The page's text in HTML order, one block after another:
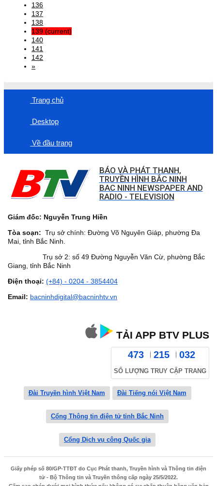
136
137
138
139 (current)
140
141
142
»
Trang chủ
Desktop
Về đầu trang
BÁO VÀ PHÁT THANH,
TRUYỀN HÌNH BẮC NINH
BAC NINH NEWSPAPER AND
RADIO - TELEVISION
Giám đốc: Nguyễn Trung Hiền
Tòa soạn: Trụ sở chính: Đường Võ Nguyên Giáp, phường Đa
Mai, tỉnh Bắc Ninh.
Trụ sở 2: số 49 Đường Nguyễn Văn Cừ, phường Bắc
Giang, tỉnh Bắc Ninh
Điện thoại: (+84) - 0204 - 3854404
Email: bacninhdigital@bacninhtv.vn
TẢI APP BTV PLUS
473 215 032
SỐ LƯỢNG TRUY CẬP TRANG
Đài Truyền hình Việt Nam Đài Tiếng nói Việt Nam
Cổng Thông tin điện tử tỉnh Bắc Ninh
Cổng Dịch vụ công Quốc gia
Giấy phép số 80/GP-TTĐT do Cục Phát thanh, Truyền hình và Thông tin điện
tử - Bộ Thông tin và Truyền thông cấp ngày 25/5/2022.